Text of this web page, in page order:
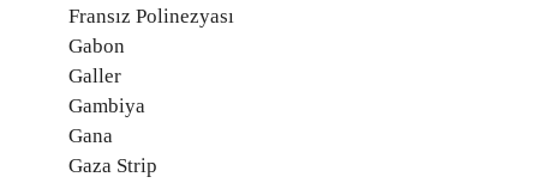
Fransız Polinezyası
Gabon
Galler
Gambiya
Gana
Gaza Strip